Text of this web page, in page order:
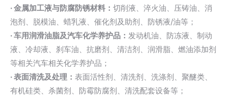
· 金属加工液与防腐防锈材料： 切削液、淬火油、压铸油、消
泡剂、脱模油、蜡乳液、催化剂及助剂、防锈液/油等；
· 车用润滑油脂及汽车化学养护品： 发动机油、防冻液、制动
液、冷却液、刹车油、抗磨剂、清洁剂、润滑脂、燃油添加剂
等相关汽车相关化学养护品；
· 表面清洗及处理： 表面活性剂、清洗剂、洗涤剂、聚醚类、
有机硅类、杀菌剂、防霉防腐剂、清洗配套设备等；